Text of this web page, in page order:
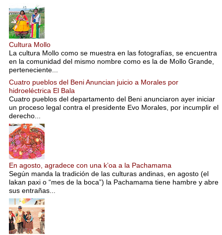
Cultura Mollo
La cultura Mollo como se muestra en las fotografías, se encuentra
en la comunidad del mismo nombre como es la de Mollo Grande,
perteneciente...
Cuatro pueblos del Beni Anuncian juicio a Morales por
hidroeléctrica El Bala
Cuatro pueblos del departamento del Beni anunciaron ayer iniciar
un proceso legal contra el presidente Evo Morales, por incumplir el
derecho...
En agosto, agradece con una k’oa a la Pachamama
Según manda la tradición de las culturas andinas, en agosto (el
lakan paxi o “mes de la boca”) la Pachamama tiene hambre y abre
sus entrañas...